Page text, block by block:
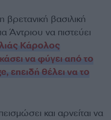
βρετανική βασιλική
Άντριου να πιστεύει
Κάρολος
να φύγει από το
επειδή θέλει να το
και αρνείται να